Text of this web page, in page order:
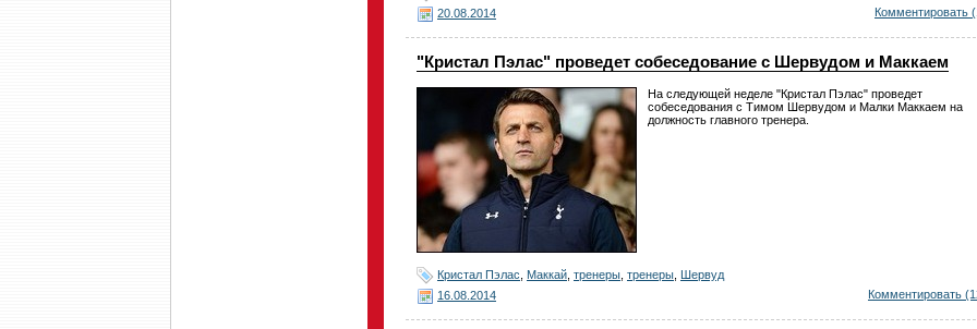
20.08.2014
Комментировать
"Кристал Пэлас" проведет собеседование с Шервудом и Маккаем
На следующей неделе "Кристал Пэлас" проведет
собеседования с Тимом Шервудом и Малки Маккаем на
должность главного тренера.
Кристал Пэлас Маккай тренеры тренеры Шервуд
16.08.2014
Комментировать